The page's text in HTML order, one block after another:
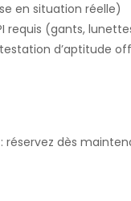
en situation réelle)
requis (gants,
d’aptitude
réservez dès